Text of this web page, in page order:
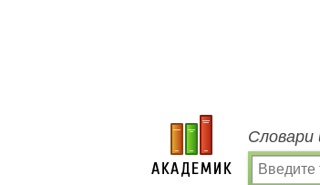
Словари